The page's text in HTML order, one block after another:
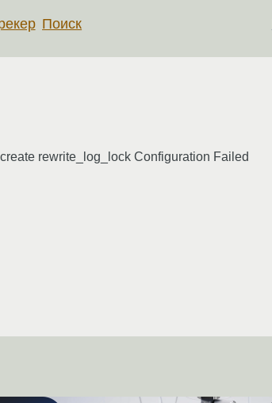
Поиск
rewrite_log_lock Configuration Failed